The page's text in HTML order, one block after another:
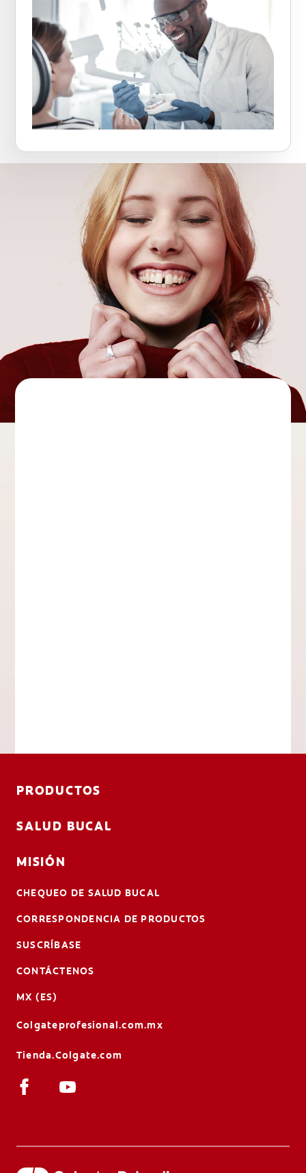
PRODUCTOS
SALUD BUCAL
MISIÓN
CHEQUEO DE SALUD BUCAL
CORRESPONDENCIA DE PRODUCTOS
SUSCRÍBASE
CONTÁCTENOS
MX (ES)
Colgateprofesional.com.mx
Tienda.Colgate.com